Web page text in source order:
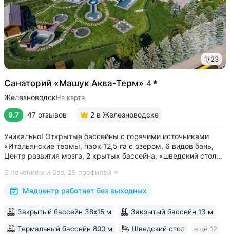
1/23
Санаторий «Машук Аква-Терм» 4
ЖелезноводскНа карте
9.7 47 отзывов 2 в Железноводске
Уникально! Открытые бассейны с горячими источниками
«Итальянские термы, парк 12,5 га с озером, 6 видов бань,
Центр развития мозга, 2 крытых бассейна, «шведский стол»
большой спа-комплекс, вода «Легенда Кавказа» •
Расположен в уединенном...
С лечением и без, 29 профилей
Медцентр работает без выходных
Закрытый бассейн 38х15 м Закрытый бассейн 13 м
Термальный бассейн 800 м Шведский стол ещё 12